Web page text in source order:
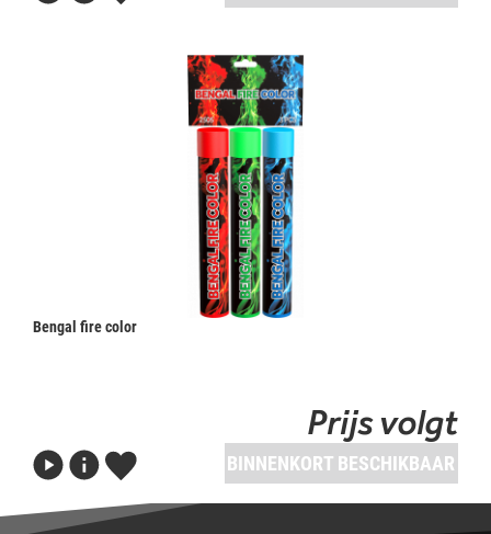
Bengal fire color
Prijs volgt
BINNENKORT BESCHIKBAAR